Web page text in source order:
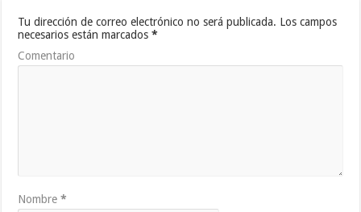
Tu dirección de correo electrónico no será publicada. Los campos
necesarios están marcados*
Comentario
Nombre*